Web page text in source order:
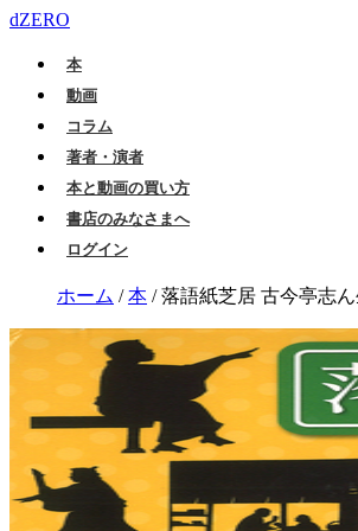
dZERO
本
動画
コラム
著者・演者
本と動画の買い方
書店のみなさまへ
ログイン
ホーム / 本 /落語紙芝居 古今亭志